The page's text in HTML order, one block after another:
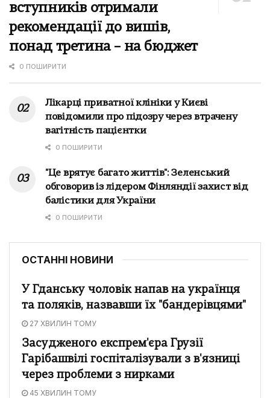
вступників отримали
рекомендації до вишів,
понад третина – на бюджет
0 ПОШИРИТИ
Лікарці приватної клініки у Києві
повідомили про підозру через втрачену
вагітність пацієнтки
0 ПОШИРИТИ
"Це врятує багато життів": Зеленський
обговорив із лідером Фінляндії захист від
балістики для України
0 ПОШИРИТИ
ОСТАННІ НОВИНИ
У Гданську чоловік напав на українця
та поляків, назвавши їх "бандерівцями"
27 ХВИЛИН ТОМУ
Засудженого експрем'єра Грузії
Гарібашвілі госпіталізували з в'язниці
через проблеми з нирками
45 ХВИЛИН ТОМУ